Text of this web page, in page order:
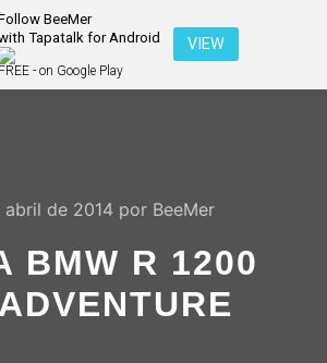
BeeMer
Tapatalk for Android
FREE - on Google Play
VIEW
abril de 2014por BeeMer
BMW R 1200